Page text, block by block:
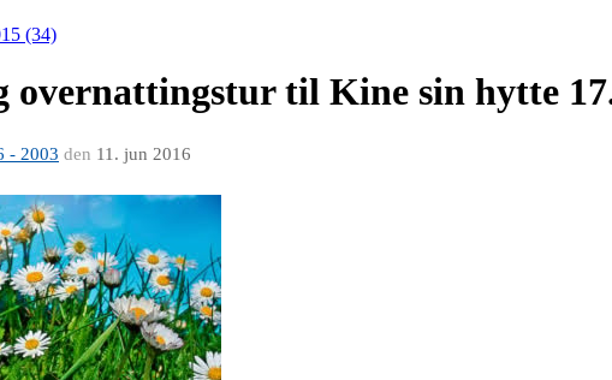
(34)
overnattingstur til Kine sin hytte
- 2003 den 11. jun 2016